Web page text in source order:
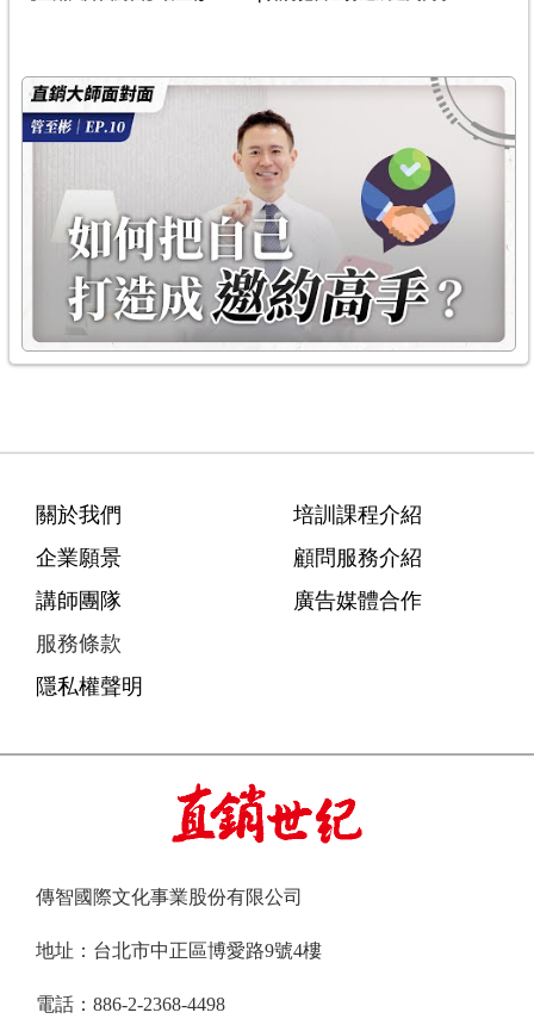
關於我們
企業願景
講師團隊
服務條款
隱私權聲明
培訓課程介紹
顧問服務介紹
廣告媒體合作
傳智國際文化事業股份有限公司
地址：台北市中正區博愛路9號4樓
電話：886-2-2368-4498